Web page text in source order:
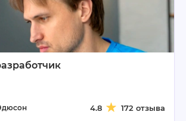
4.8 172 отзыва